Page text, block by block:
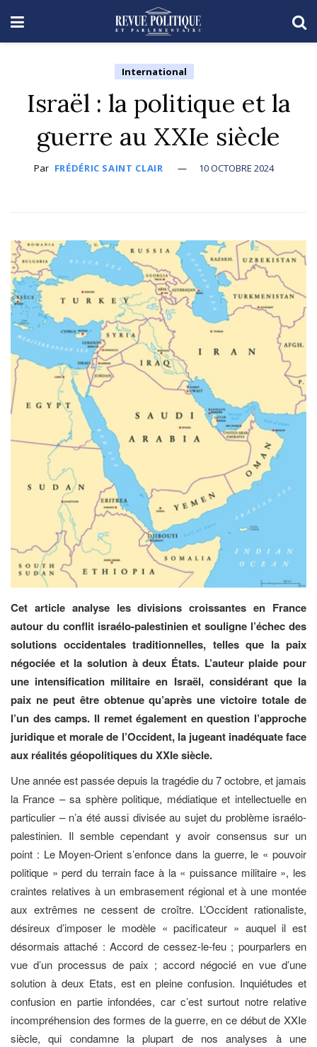
International
Israël : la politique et la
guerre au XXIe siècle
Par FRÉDÉRIC SAINT CLAIR 10 OCTOBRE 2024
Cet article analyse les divisions croissantes en France
autour du conflit israélo-palestinien et souligne l’échec des
solutions occidentales traditionnelles, telles que la paix
négociée et la solution à deux États. L’auteur plaide pour
une intensification militaire en Israël, considérant que la
paix ne peut être obtenue qu’après une victoire totale de
l’un des camps. Il remet également en question l’approche
juridique et morale de l’Occident, la jugeant inadéquate face
aux réalités géopolitiques du XXIe siècle.
Une année est passée depuis la tragédie du 7 octobre, et jamais
la France – sa sphère politique, médiatique et intellectuelle en
particulier – n’a été aussi divisée au sujet du problème israélo-
palestinien. Il semble cependant y avoir consensus sur un
point : Le Moyen-Orient s’enfonce dans la guerre, le « pouvoir
politique » perd du terrain face à la « puissance militaire », les
craintes relatives à un embrasement régional et à une montée
aux extrêmes ne cessent de croître. L’Occident rationaliste,
désireux d’imposer le modèle « pacificateur » auquel il est
désormais attaché : Accord de cessez-le-feu ; pourparlers en
vue d’un processus de paix ; accord négocié en vue d’une
solution à deux Etats, est en pleine confusion. Inquiétudes et
confusion en partie infondées, car c’est surtout notre relative
incompréhension des formes de la guerre, en ce début de XXIe
siècle, qui condamne la plupart de nos analyses à une